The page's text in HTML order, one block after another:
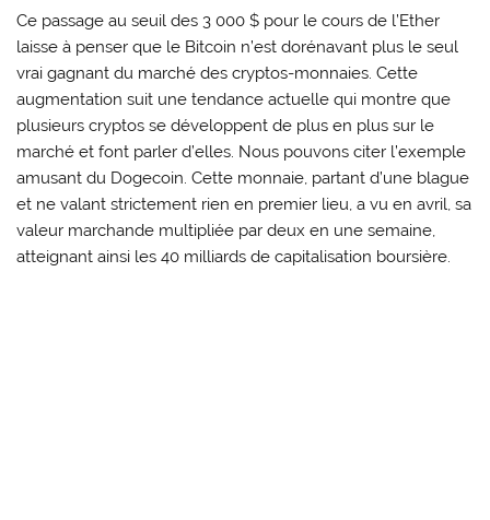
Ce passage au seuil des 3 000 $ pour le cours de l’Ether
laisse à penser que le Bitcoin n’est dorénavant plus le seul
vrai gagnant du marché des cryptos-monnaies. Cette
augmentation suit une tendance actuelle qui montre que
plusieurs cryptos se développent de plus en plus sur le
marché et font parler d’elles. Nous pouvons citer l’exemple
amusant du Dogecoin. Cette monnaie, partant d’une blague
et ne valant strictement rien en premier lieu, a vu en avril, sa
valeur marchande multipliée par deux en une semaine,
atteignant ainsi les 40 milliards de capitalisation boursière.